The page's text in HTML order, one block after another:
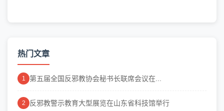
热门文章
1 第五届全国反邪教协会秘书长联席会议在...
2 反邪教警示教育大型展览在山东省科技馆举行